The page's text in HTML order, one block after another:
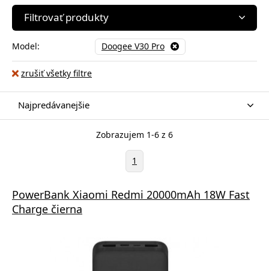
Filtrovať produkty
Model: Doogee V30 Pro
zrušiť všetky filtre
Najpredávanejšie
Zobrazujem 1-6 z 6
1
PowerBank Xiaomi Redmi 20000mAh 18W Fast
Charge čierna